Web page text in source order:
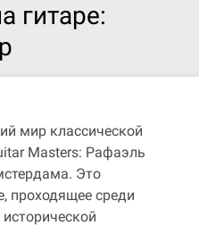
гитаре:
мир классической
Masters: Рафаэль
Это
проходящее среди